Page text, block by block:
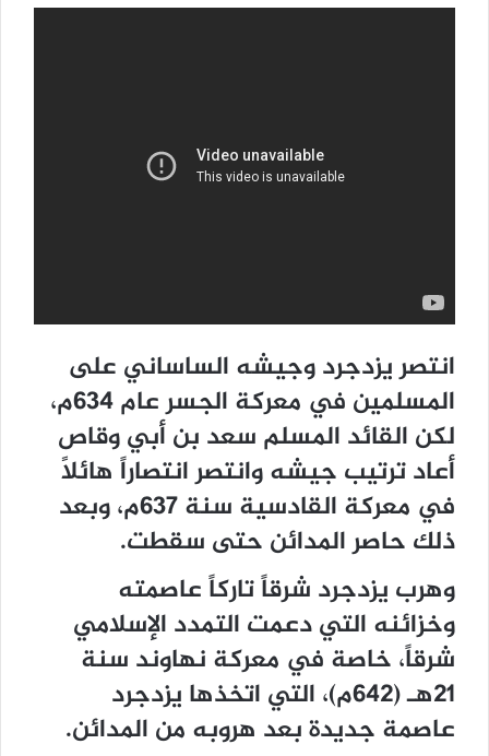
انتصر يزدجرد وجيشه الساساني على
المسلمين في معركة الجسر عام 634م،
لكن القائد المسلم سعد بن أبي وقاص
أعاد ترتيب جيشه وانتصر انتصاراً هائلاً
في معركة القادسية سنة 637م، وبعد
ذلك حاصر المدائن حتى سقطت.
وهرب يزدجرد شرقاً تاركاً عاصمته
وخزائنه التي دعمت التمدد الإسلامي
شرقاً، خاصة في معركة نهاوند سنة
21هـ (642م)، التي اتخذها يزدجرد
عاصمة جديدة بعد هروبه من المدائن.